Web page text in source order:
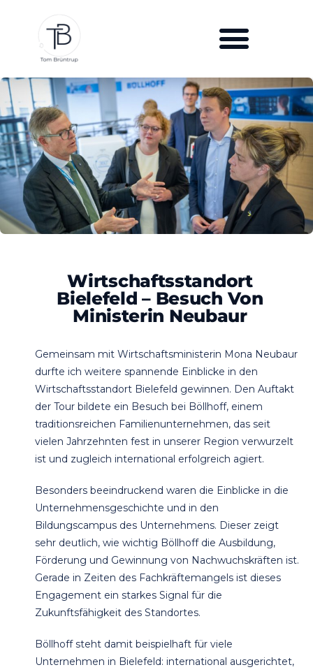
Wirtschaftsstandort
Bielefeld – Besuch Von
Ministerin Neubaur
Gemeinsam mit Wirtschaftsministerin Mona Neubaur
durfte ich weitere spannende Einblicke in den
Wirtschaftsstandort Bielefeld gewinnen. Den Auftakt
der Tour bildete ein Besuch bei Böllhoff, einem
traditionsreichen Familienunternehmen, das seit
vielen Jahrzehnten fest in unserer Region verwurzelt
ist und zugleich international erfolgreich agiert.
Besonders beeindruckend waren die Einblicke in die
Unternehmensgeschichte und in den
Bildungscampus des Unternehmens. Dieser zeigt
sehr deutlich, wie wichtig Böllhoff die Ausbildung,
Förderung und Gewinnung von Nachwuchskräften ist.
Gerade in Zeiten des Fachkräftemangels ist dieses
Engagement ein starkes Signal für die
Zukunftsfähigkeit des Standortes.
Böllhoff steht damit beispielhaft für viele
Unternehmen in Bielefeld: international ausgerichtet,